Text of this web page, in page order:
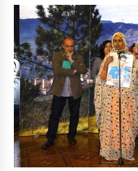
2026/07/03
MUSIBLA
Tiga, Twisted
2026/07/02